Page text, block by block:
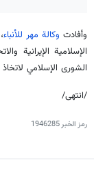
وأفادت وكالة مهر للأنباء
الإسلامية الإيرانية
الشورى الإسلامي لاتخاذ
/انتهى/
رمز الخبر1946285